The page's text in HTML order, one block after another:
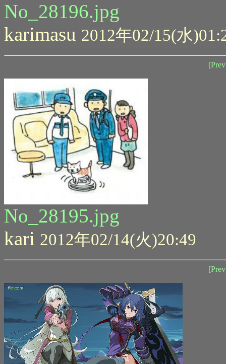
No_28196.jpg
karimasu 2012年02/15(水
No_28195.jpg
kari 2012年02/14(火)20:49